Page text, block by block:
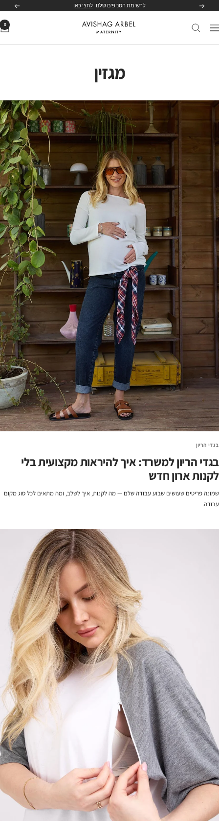
הקודם לרשימת הסניפים שלנו לחצי כאן הבא
ניווט
Avishag
0
מגזין
בגדי הריון
בגדי הריון למשרד: איך להיראות מקצועית בלי
לקנות ארון חדש
שמונה פריטים שעושים שבוע עבודה שלם — מה לקנות, איך לשלב, ומה מתאים לכל סוג מקום
עבודה.